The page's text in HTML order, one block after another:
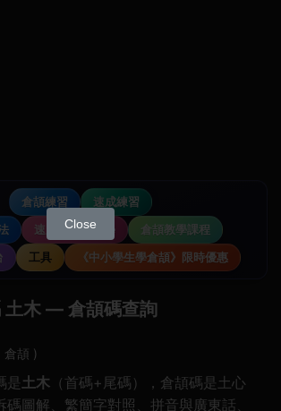
倉頡練習
速成練習
速成輸入法教學
倉頡教學課程
工具 《中小學生學倉頡》限時優惠
土木 — 倉頡碼查詢
倉頡 )
是 土木 （首碼+尾碼），倉頡碼是土心
碼圖解、繁簡字對照、拼音與廣東話、
Close